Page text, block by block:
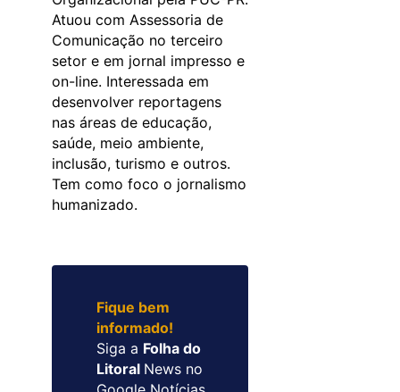
Atuou com Assessoria de
Comunicação no terceiro
setor e em jornal impresso e
on-line. Interessada em
desenvolver reportagens
nas áreas de educação,
saúde, meio ambiente,
inclusão, turismo e outros.
Tem como foco o jornalismo
humanizado.
Fique bem
informado!
Siga a Folha do
Litoral News no